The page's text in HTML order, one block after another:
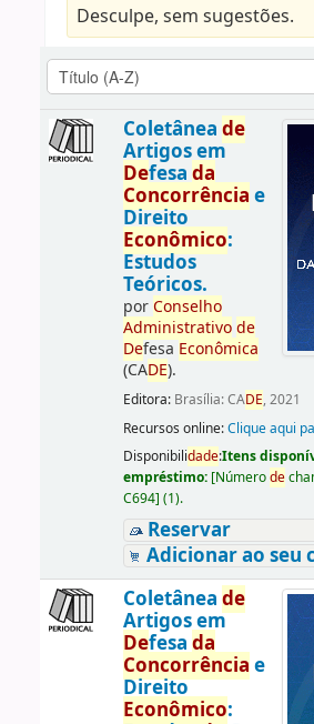
Desculpe, sem sugestões.
Coletânea de
Artigos em
Defesa da
Concorrência e
Direito
Econômico:
Estudos
Teóricos.
porConselho
Administrativo de
Defesa Econômica
(CADE).
Editora: Brasília: CADE, 2021
Recursos online:Clique aqui
Disponibilidade:Itens
empréstimo: [Númerode
C694] (1).
Reservar
Adicionar ao seu
Coletânea de
Artigos em
Defesa da
Concorrência e
Direito
Econômico: